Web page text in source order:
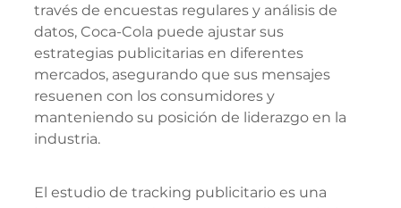
través de encuestas regulares y análisis de
datos, Coca-Cola puede ajustar sus
estrategias publicitarias en diferentes
mercados, asegurando que sus mensajes
resuenen con los consumidores y
manteniendo su posición de liderazgo en la
industria.
El estudio de tracking publicitario es una